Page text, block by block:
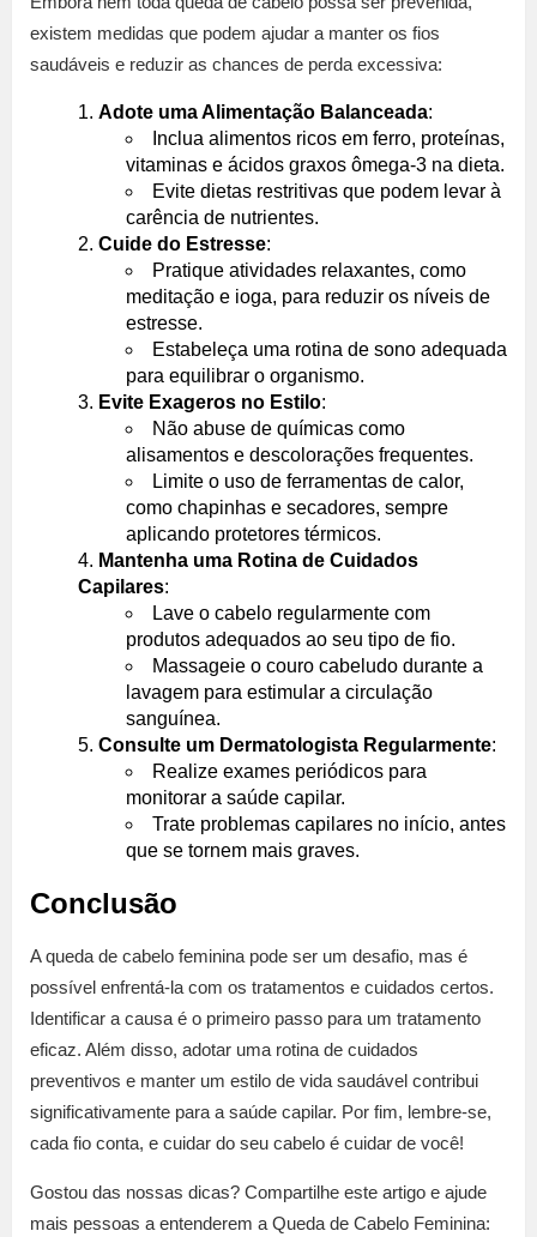
existem medidas que podem ajudar a manter os fios
saudáveis e reduzir as chances de perda excessiva:
Adote uma Alimentação Balanceada:
Inclua alimentos ricos em ferro, proteínas,
vitaminas e ácidos graxos ômega-3 na dieta.
Evite dietas restritivas que podem levar à
carência de nutrientes.
Cuide do Estresse:
Pratique atividades relaxantes, como
meditação e ioga, para reduzir os níveis de
estresse.
Estabeleça uma rotina de sono adequada
para equilibrar o organismo.
Evite Exageros no Estilo:
Não abuse de químicas como
alisamentos e descolorações frequentes.
Limite o uso de ferramentas de calor,
como chapinhas e secadores, sempre
aplicando protetores térmicos.
Mantenha uma Rotina de Cuidados
Capilares:
Lave o cabelo regularmente com
produtos adequados ao seu tipo de fio.
Massageie o couro cabeludo durante a
lavagem para estimular a circulação
sanguínea.
Consulte um Dermatologista Regularmente:
Realize exames periódicos para
monitorar a saúde capilar.
Trate problemas capilares no início, antes
que se tornem mais graves.
Conclusão
A queda de cabelo feminina pode ser um desafio, mas é
possível enfrentá-la com os tratamentos e cuidados certos.
Identificar a causa é o primeiro passo para um tratamento
eficaz. Além disso, adotar uma rotina de cuidados
preventivos e manter um estilo de vida saudável contribui
significativamente para a saúde capilar. Por fim, lembre-se,
cada fio conta, e cuidar do seu cabelo é cuidar de você!
Gostou das nossas dicas? Compartilhe este artigo e ajude
mais pessoas a entenderem a Queda de Cabelo Feminina: